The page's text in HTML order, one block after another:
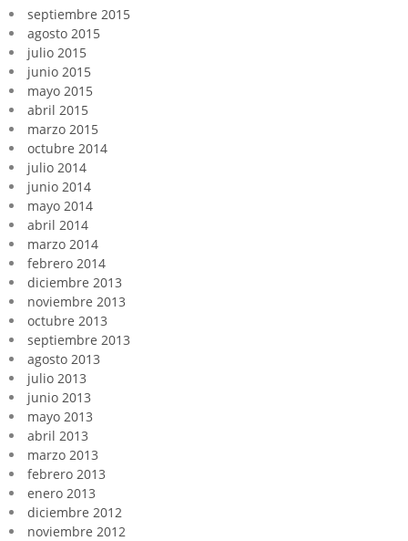
septiembre 2015
agosto 2015
julio 2015
junio 2015
mayo 2015
abril 2015
marzo 2015
octubre 2014
julio 2014
junio 2014
mayo 2014
abril 2014
marzo 2014
febrero 2014
diciembre 2013
noviembre 2013
octubre 2013
septiembre 2013
agosto 2013
julio 2013
junio 2013
mayo 2013
abril 2013
marzo 2013
febrero 2013
enero 2013
diciembre 2012
noviembre 2012